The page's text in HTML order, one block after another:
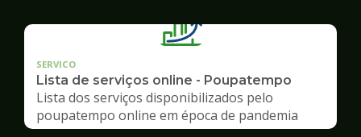
SERVICO
Lista de serviços online - Poupatempo
Lista dos serviços disponibilizados pelo
poupatempo online em época de pandemia